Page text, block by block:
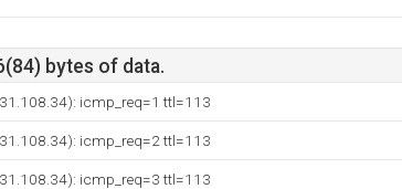
bytes of data.
icmp_req=1 ttl=113
icmp_req=2 ttl=113
icmp_req=3 ttl=113